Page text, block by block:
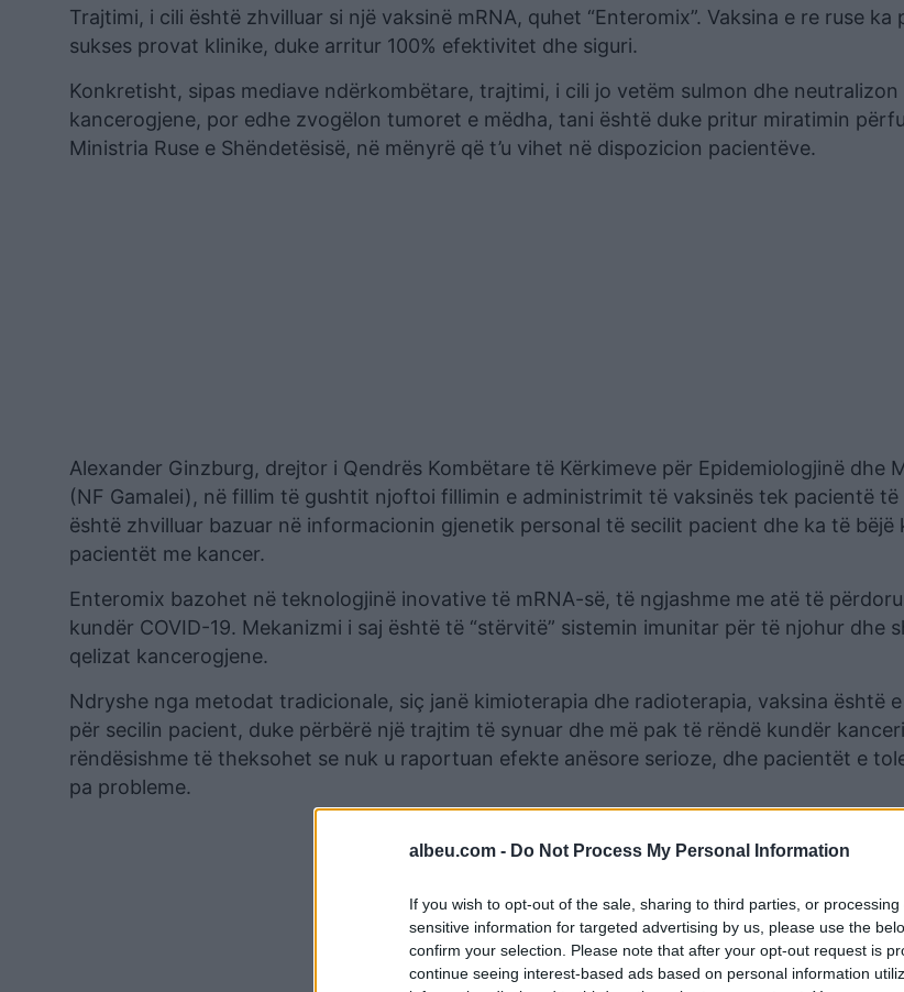
albeu.com - Do Not Process My Personal Information
If you wish to opt-out of the sale, sharing to third parties, or
sensitive information for targeted advertising by us, please use the
confirm your selection. Please note that after your opt-out request is
continue seeing interest-based ads based on personal information
Trajtimi, i cili është zhvilluar si një vaksinë mRNA, quhet “Enteromix”. Vaksina e re ruse ka
sukses provat klinike, duke arritur 100% efektivitet dhe siguri.
Konkretisht, sipas mediave ndërkombëtare, trajtimi, i cili jo vetëm sulmon dhe neutralizon
kancerogjene, por edhe zvogëlon tumoret e mëdha, tani është duke pritur miratimin
Ministria Ruse e Shëndetësisë, në mënyrë që t’u vihet në dispozicion pacientëve.
Alexander Ginzburg, drejtor i Qendrës Kombëtare të Kërkimeve për Epidemiologjinë dhe
(NF Gamalei), në fillim të gushtit njoftoi fillimin e administrimit të vaksinës tek pacientë të
është zhvilluar bazuar në informacionin gjenetik personal të secilit pacient dhe ka të
pacientët me kancer.
Enteromix bazohet në teknologjinë inovative të mRNA-së, të ngjashme me atë të
kundër COVID-19. Mekanizmi i saj është të “stërvitë” sistemin imunitar për të njohur dhe
qelizat kancerogjene.
Ndryshe nga metodat tradicionale, siç janë kimioterapia dhe radioterapia, vaksina është
për secilin pacient, duke përbërë një trajtim të synuar dhe më pak të rëndë kundër
rëndësishme të theksohet se nuk u raportuan efekte anësore serioze, dhe pacientët e
pa probleme.